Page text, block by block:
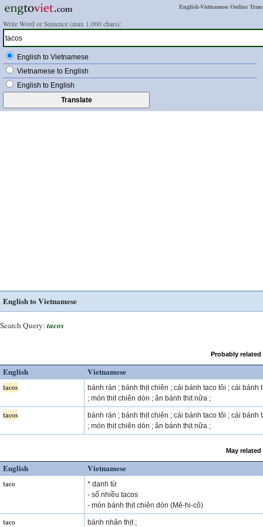
English-Vietnamese Online
Write Word or Sentence (max 1,000 chars):
English to Vietnamese
Vietnamese to English
English to English
English to Vietnamese
Search Query: tacos
Probably
English Vietnamese
tacos
bánh rán ; bánh thịt chiên ; cái bánh taco tôi ; cái bánh
; món thịt chiên dòn ; ăn bánh thịt nữa ;
tacos
bánh rán ; bánh thịt chiên ; cái bánh taco tôi ; cái bánh
; món thịt chiên dòn ; ăn bánh thịt nữa ;
May
English Vietnamese
taco
* danh từ
- số nhiều tacos
- món bánh thịt chiên dòn (Mê-hi-cô)
taco bánh nhân thịt ;